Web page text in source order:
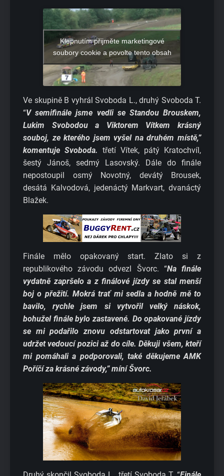
Klepnutím přijměte marketingové
soubory cookie a povolte tento obsah
Ve skupině B vyhrál Svoboda L., druhý Svoboda T.
“V semifinále jsme vedli se Standou Brouskem,
Lukim Svobodou a Viktorem Vítkem krásný
souboj, ze kterého jsem vyšel na druhém místě,”
komentuje Svoboda. třetí Vítek, pátý Kratochvíl,
šestý Jánoš, sedmý Lasovský. Dále do finále
nepostoupil osmý Novotný, devátý Brousek,
desátá Kalvodová, jedenáctý Markvart, dvanáctý
Blažek.
Finále mělo opakovaný start. Zlato si z
republikového závodu odvezl Švorc. “Na finále
vydatně zapršelo a z finálové jízdy se stal menší
boj o přežití. Mokrá trať mi sedla a hodně mě to
bavilo, rychle jsem si vytvořil velký náskok,
bohužel finále bylo zastavené. Do opakované jízdy
se mi podařilo znovu odstartovat jako první a
udržet vedoucí pozici až do cíle. Děkuji všem, kteří
mi pomáhali a podporovali, také děkujeme AMK
Poříčí za krásné závody,” míní Švorc.